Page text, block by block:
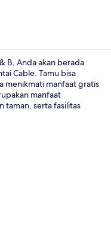
B, Anda akan berada
Cable. Tamu bisa
menikmati manfaat gratis
manfaat
taman, serta fasilitas